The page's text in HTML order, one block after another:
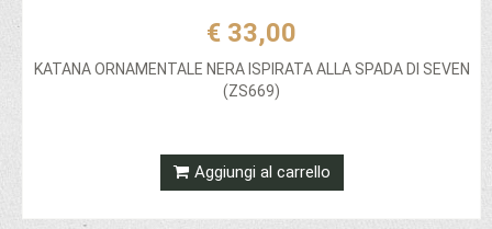
€ 33,00
KATANA ORNAMENTALE NERA ISPIRATA ALLA SPADA DI SEVEN
(ZS669)
Aggiungi al carrello